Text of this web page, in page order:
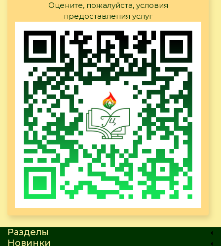
Оцените, пожалуйста, условия
предоставления услуг
Разделы
Новинки